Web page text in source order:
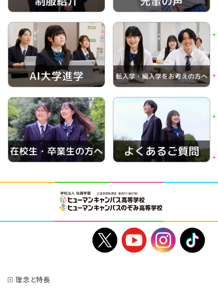
理念と特長